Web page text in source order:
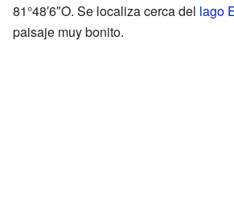
81°48′6″O. Se localiza cerca del lago
paisaje muy bonito.